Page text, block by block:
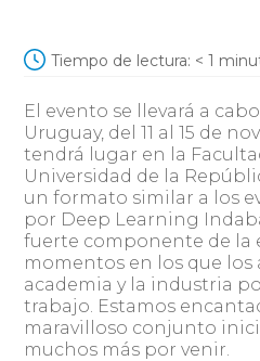
Tiempo de lectura: < 1
El evento se llevará a
Uruguay, del 11 al 15 de
tendrá lugar en la
Universidad de la
un formato similar a los
por Deep Learning
fuerte componente de la
momentos en los que los
academia y la industria
trabajo. Estamos
maravilloso conjunto
muchos más por venir.